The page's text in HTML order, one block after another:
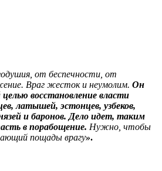
от беспечности, от
Враг жесток и неумолим. Он
восстановление власти
латышей, эстонцев, узбеков,
и баронов. Дело идет, таким
в порабощение. Нужно, чтобы
пощады врагу».